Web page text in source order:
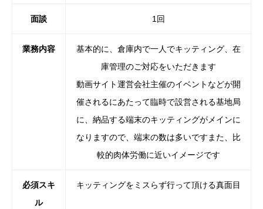
面談 1回
業務内容
基本的に、倉庫内で一人でキッティング、在
庫管理のご対応をいただきます
動画サイト運営会社主催のイベントなどが開
催されるにあたって臨時で設営される基地局
に、納品する端末のキッティングがメインに
なりますので、端末の数は多いですまた、比
較的肉体労働に近いイメージです
必須スキ
ル
キッティングをミスらず行って頂ける真面目